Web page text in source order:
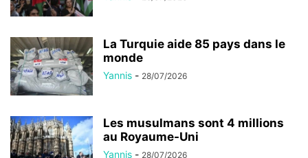
La Turquie aide 85 pays dans le
monde
Yannis - 28/07/2026
Les musulmans sont 4 millions
au Royaume-Uni
Yannis - 28/07/2026